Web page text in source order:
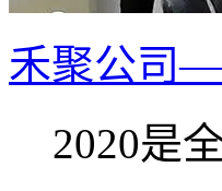
禾聚公司
2020是